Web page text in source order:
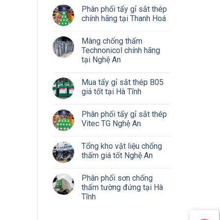
Phân phối tẩy gỉ sắt thép
chính hãng tại Thanh Hoá
Màng chống thấm
Technonicol chính hãng
tại Nghệ An
Mua tẩy gỉ sắt thép B05
giá tốt tại Hà Tĩnh
Phân phối tẩy gỉ sắt thép
Vitec TG Nghệ An
Tổng kho vật liệu chống
thấm giá tốt Nghệ An
Phân phối sơn chống
thấm tường đứng tại Hà
Tĩnh